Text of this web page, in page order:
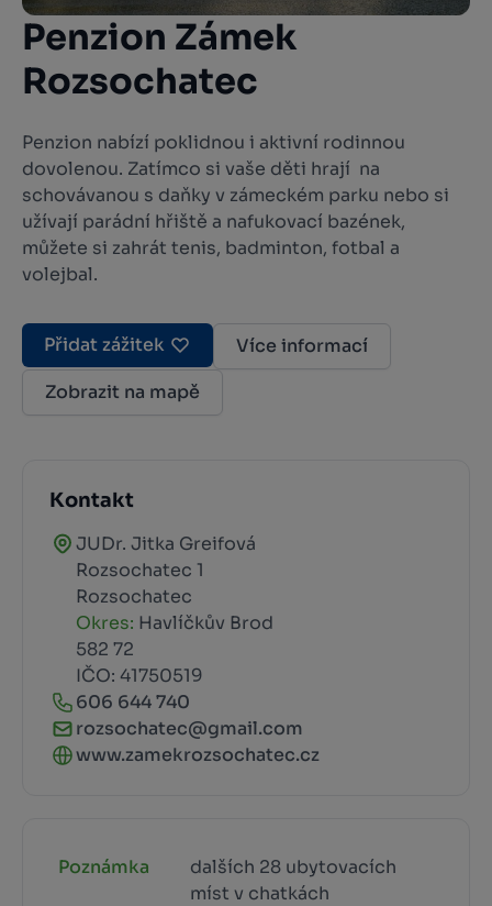
Penzion Zámek
Rozsochatec
Penzion nabízí poklidnou i aktivní rodinnou
dovolenou. Zatímco si vaše děti hrají na
schovávanou s daňky v zámeckém parku nebo si
užívají parádní hřiště a nafukovací bazének,
můžete si zahrát tenis, badminton, fotbal a
volejbal.
Přidat zážitek
Více informací
Zobrazit na mapě
Kontakt
JUDr. Jitka Greifová
Rozsochatec 1
Rozsochatec
Okres: Havlíčkův Brod
582 72
IČO: 41750519
606 644 740
rozsochatec@gmail.com
www.zamekrozsochatec.cz
Poznámka
dalších 28 ubytovacích
míst v chatkách